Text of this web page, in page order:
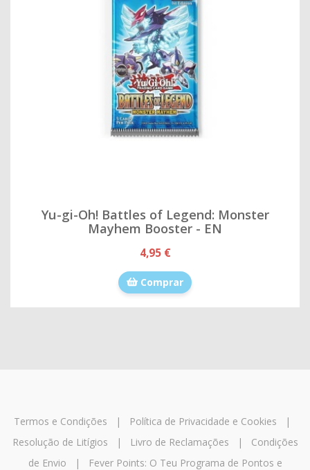
Yu-gi-Oh! Battles of Legend: Monster
Mayhem Booster - EN
4,95 €
Comprar
Termos e Condições | Política de Privacidade e Cookies |
Resolução de Litígios | Livro de Reclamações | Condições
de Envio |
Fever Points: O Teu Programa de Pontos e